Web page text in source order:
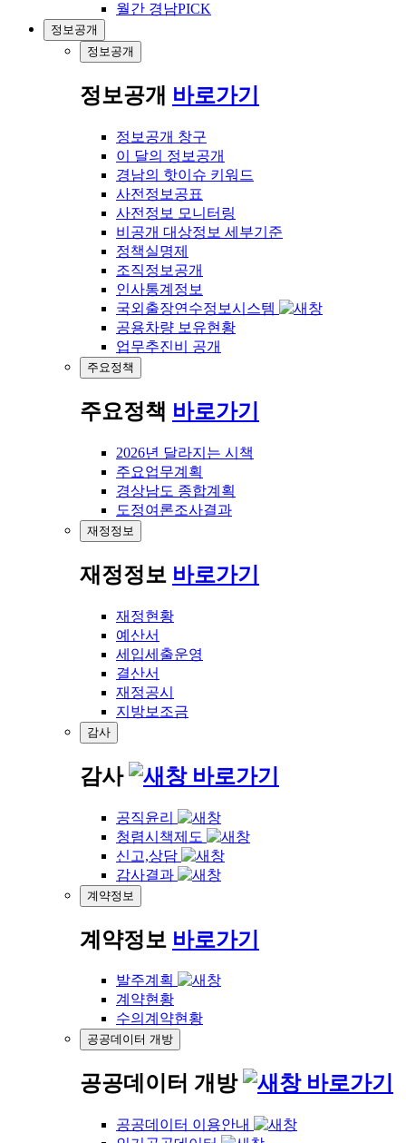
월간 경남PICK
정보공개
정보공개
정보공개 바로가기
정보공개 창구
이 달의 정보공개
경남의 핫이슈 키워드
사전정보공표
사전정보 모니터링
비공개 대상정보 세부기준
정책실명제
조직정보공개
인사통계정보
국외출장연수정보시스템
공용차량 보유현황
업무추진비 공개
주요정책
주요정책 바로가기
2026년 달라지는 시책
주요업무계획
경상남도 종합계획
도정여론조사결과
재정정보
재정정보 바로가기
재정현황
예산서
세입세출운영
결산서
재정공시
지방보조금
감사
감사 바로가기
공직윤리
청렴시책제도
신고,상담
감사결과
계약정보
계약정보 바로가기
발주계획
계약현황
수의계약현황
공공데이터 개방
공공데이터 개방 바로가기
공공데이터 이용안내